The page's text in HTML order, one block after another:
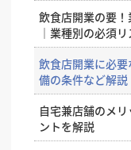
店舗内装はDIYし
意点
店舗改装を成功
装時にやると良い
店舗にぴったり
すめを解説
ント
集客につながる
おしゃれ事例
人気のBarはこう
ン成功のコツ
美容室に最適な
見方やポイント
オシャレなコン
ト・デメリット
内装工事の費用と
イント
DIYでお店のコン
必要です！費用
いておさらい
飲食店を開業す
いの？
飲食店オーナーが
設置基準や届け出
悩みやすい店舗内
上がり框（あがり
素材・デザイン
電灯と動力の違
を解説
梁（はり）とは？
客様に与える印
飲食店開業の要
｜業種別の必須
飲食店開業に必
備の条件など解説
自宅兼店舗のメ
ントを解説